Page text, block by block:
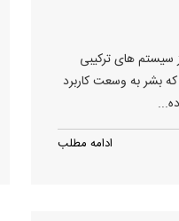
سیستم های ترکیبی
بشر به وسعت کاربرد
ادامه مطلب